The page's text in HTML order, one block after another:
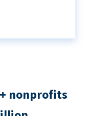
nonprofits